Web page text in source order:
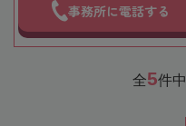
事務所に電話する
全5件中